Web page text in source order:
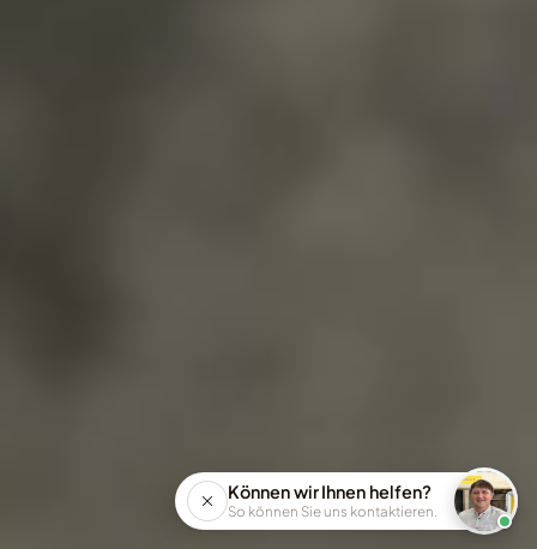
SCROLLEN
Können wir Ihnen helfen?
So können Sie uns kontaktieren.